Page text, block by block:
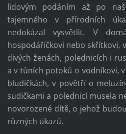
lidovým podáním až po
tajemného v přírodních
nedokázal vysvětlit. V
hospodáříčkovi nebo skřítkovi,
divých ženách, polednicích i
a v tůních potoků o vodníkovi,
bludičkách, v povětří o
sudičkami a polednicí musela
novorozené dítě, o jehož
různých úkazů.